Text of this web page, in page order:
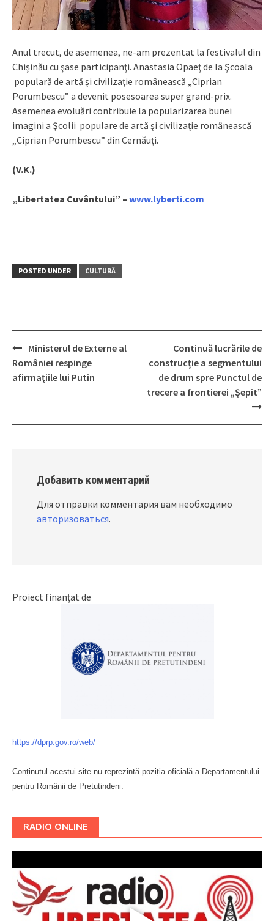
Anul trecut, de asemenea, ne-am prezentat la festivalul din
Chişinău cu şase participanţi. Anastasia Opaeţ de la Şcoala
populară de artă şi civilizaţie românească „Ciprian
Porumbescu” a devenit posesoarea super grand-prix.
Asemenea evoluări contribuie la popularizarea bunei
imagini a Şcolii populare de artă şi civilizaţie românească
„Ciprian Porumbescu” din Cernăuţi.
(V.K.)
„Libertatea Cuvântului” – www.lyberti.com
POSTED UNDER CULTURĂ
Post
navigation
Ministerul de Externe al
României respinge
afirmaţiile lui Putin
Continuă lucrările de
construcţie a segmentului
de drum spre Punctul de
trecere a frontierei „Şepit”
Добавить комментарий
Для отправки комментария вам необходимо
авторизоваться.
Proiect finanțat de
https://dprp.gov.ro/web/
Conținutul acestui site nu reprezintă poziția oficială a Departamentului
pentru Românii de Pretutindeni.
RADIO ONLINE